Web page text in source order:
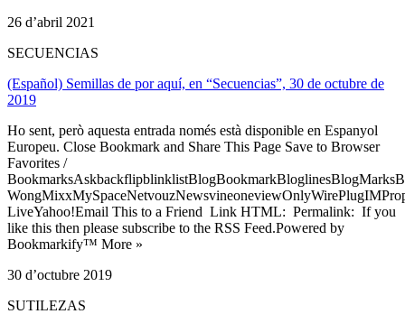
26 d’abril 2021
SECUENCIAS
(Español) Semillas de por aquí, en “Secuencias”, 30 de octubre de
2019
Ho sent, però aquesta entrada només està disponible en Espanyol
Europeu. Close Bookmark and Share This Page Save to Browser
Favorites /
LiveYahoo!Email This to a Friend Link HTML: Permalink: If you
like this then please subscribe to the RSS Feed.Powered by
Bookmarkify™ More »
30 d’octubre 2019
SUTILEZAS